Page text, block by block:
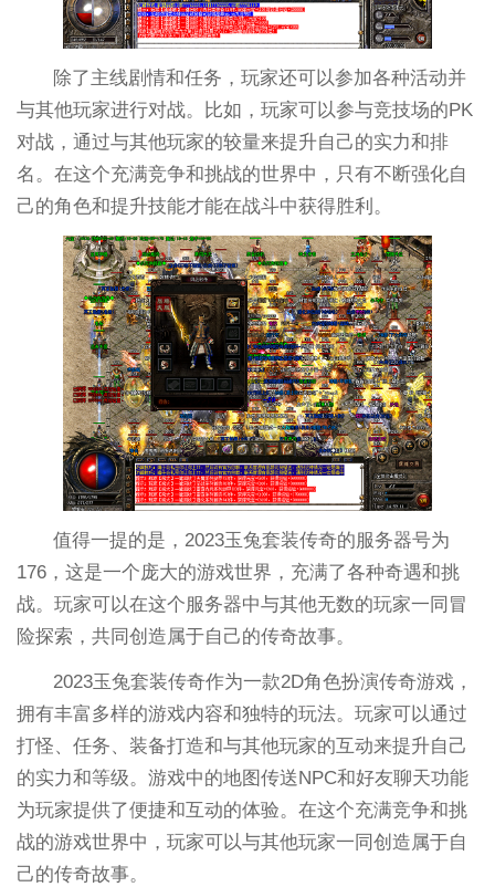
除了主线剧情和任务，玩家还可以参加各种活动并
与其他玩家进行对战。比如，玩家可以参与竞技场的PK
对战，通过与其他玩家的较量来提升自己的实力和排
名。在这个充满竞争和挑战的世界中，只有不断强化自
己的角色和提升技能才能在战斗中获得胜利。
值得一提的是，2023玉兔套装传奇的服务器号为
176，这是一个庞大的游戏世界，充满了各种奇遇和挑
战。玩家可以在这个服务器中与其他无数的玩家一同冒
险探索，共同创造属于自己的传奇故事。
2023玉兔套装传奇作为一款2D角色扮演传奇游戏，
拥有丰富多样的游戏内容和独特的玩法。玩家可以通过
打怪、任务、装备打造和与其他玩家的互动来提升自己
的实力和等级。游戏中的地图传送NPC和好友聊天功能
为玩家提供了便捷和互动的体验。在这个充满竞争和挑
战的游戏世界中，玩家可以与其他玩家一同创造属于自
己的传奇故事。